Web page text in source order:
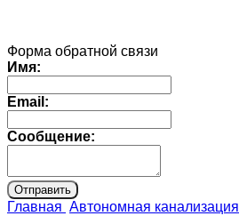
Форма обратной связи
Имя:
Email:
Сообщение:
Главная Автономная канализация